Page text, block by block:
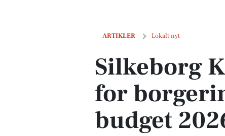
ARTIKLER Lokalt nyt
Silkeborg Kommune åbner for
Silkeborg
for
budget